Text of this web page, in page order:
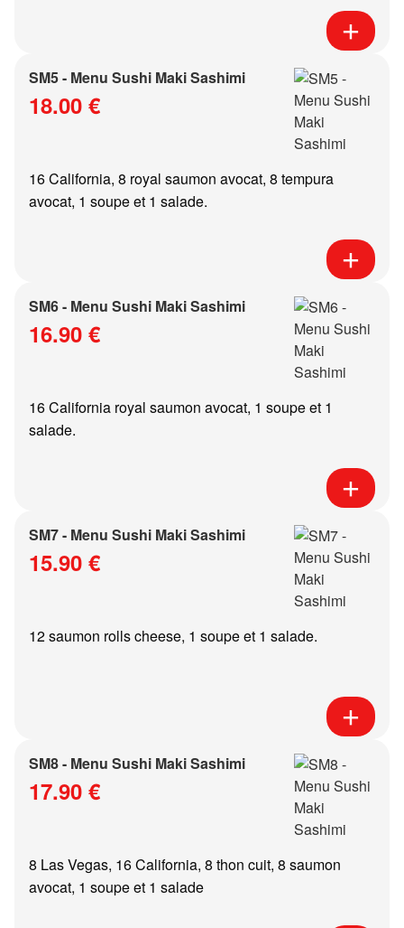
SM5 - Menu Sushi Maki Sashimi
18.00 €
16 California, 8 royal saumon avocat, 8 tempura
avocat, 1 soupe et 1 salade.
SM6 - Menu Sushi Maki Sashimi
16.90 €
16 California royal saumon avocat, 1 soupe et 1
salade.
SM7 - Menu Sushi Maki Sashimi
15.90 €
12 saumon rolls cheese, 1 soupe et 1 salade.
SM8 - Menu Sushi Maki Sashimi
17.90 €
8 Las Vegas, 16 California, 8 thon cuit, 8 saumon
avocat, 1 soupe et 1 salade